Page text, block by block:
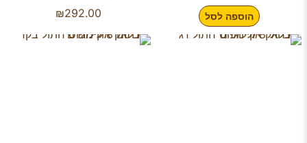
הוספה לסל
₪292.00